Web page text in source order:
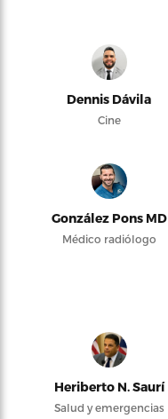
Dennis Dávila
Cine
González Pons MD
Médico radiólogo
Heriberto N. Saurí
Salud y emergencias